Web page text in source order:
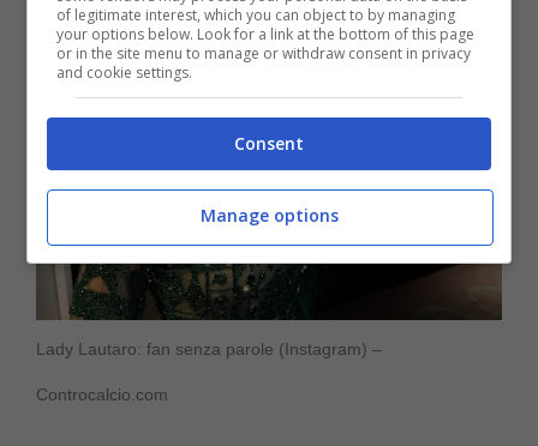
Lady Lautaro: fan senza parole (Instagram) –
Controcalcio.com
of legitimate interest, which you can object to by managing
your options below. Look for a link at the bottom of this page
or in the site menu to manage or withdraw consent in privacy
and cookie settings.
Consent
Manage options